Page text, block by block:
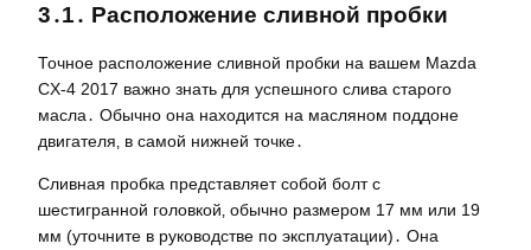
3․1․ Расположение сливной пробки
Точное расположение сливной пробки на вашем Mazda
CX-4 2017 важно знать для успешного слива старого
масла․ Обычно она находится на масляном поддоне
двигателя‚ в самой нижней точке․
Сливная пробка представляет собой болт с
шестигранной головкой‚ обычно размером 17 мм или 19
мм (уточните в руководстве по эксплуатации)․ Она